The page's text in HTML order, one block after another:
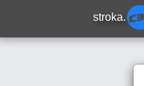
stroka.